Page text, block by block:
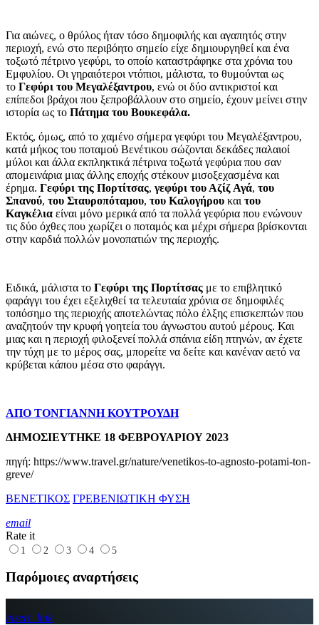
Για αιώνες, ο θρύλος ήταν τόσο δημοφιλής και αγαπητός στην
περιοχή, ενώ στο περιβόητο σημείο είχε δημιουργηθεί και ένα
τοξωτό πέτρινο γεφύρι, το οποίο καταστράφηκε στα χρόνια του
Εμφυλίου. Οι γηραιότεροι ντόπιοι, μάλιστα, το θυμούνται ως
το Γεφύρι του Μεγαλέξαντρου, ενώ οι δύο αντικριστοί και
επίπεδοι βράχοι που ξεπροβάλλουν στο σημείο, έχουν μείνει στην
ιστορία ως το Πάτημα του Βουκεφάλα.
Εκτός, όμως, από το χαμένο σήμερα γεφύρι του Μεγαλέξαντρου,
κατά μήκος του ποταμού Βενέτικου σώζονται δεκάδες παλαιοί
μύλοι και άλλα εκπληκτικά πέτρινα τοξωτά γεφύρια που σαν
απομεινάρια μιας άλλης εποχής στέκουν μισοξεχασμένα και
έρημα. Γεφύρι της Πορτίτσας, γεφύρι του Αζίζ Αγά, του
Σπανού, του Σταυροπόταμου, του Καλογήρου και του
Καγκέλια είναι μόνο μερικά από τα πολλά γεφύρια που ενώνουν
τις δύο όχθες που χωρίζει ο ποταμός και μέχρι σήμερα βρίσκονται
στην καρδιά πολλών μονοπατιών της περιοχής.
Ειδικά, μάλιστα το Γεφύρι της Πορτίτσας με το επιβλητικό
φαράγγι του έχει εξελιχθεί τα τελευταία χρόνια σε δημοφιλές
τοπόσημο της περιοχής αποτελώντας πόλο έλξης επισκεπτών που
αναζητούν την κρυφή γοητεία του άγνωστου αυτού μέρους. Και
μιας και η περιοχή φιλοξενεί πολλά σπάνια είδη πτηνών, αν έχετε
την τύχη με το μέρος σας, μπορείτε να δείτε και κανέναν αετό να
κρύβεται κάπου μέσα στο φαράγγι.
ΑΠΟ ΤΟΝΓΙΑΝΝΗ ΚΟΥΤΡΟΥΔΗ
ΔΗΜΟΣΙΕΥΤΗΚΕ 18 ΦΕΒΡΟΥΑΡΙΟΥ 2023
πηγή: https://www.travel.gr/nature/venetikos-to-agnosto-potami-ton-
greve/
ΒΕΝΕΤΙΚΟΣ ΓΡΕΒΕΝΙΩΤΙΚΗ ΦΥΣΗ
email
Rate it
1 2 3 4 5
Παρόμοιες αναρτήσεις
insert_link